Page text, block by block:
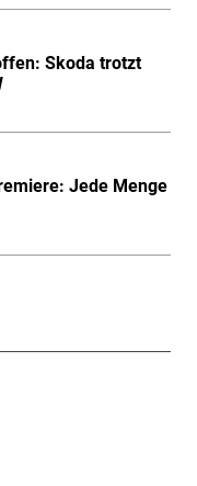
Skoda trotzt
Jede Menge